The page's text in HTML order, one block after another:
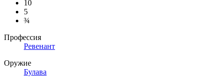
10
5
¾
Профессия
Ревенант
Оружие
Булава